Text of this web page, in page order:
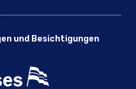
und Besichtigungen